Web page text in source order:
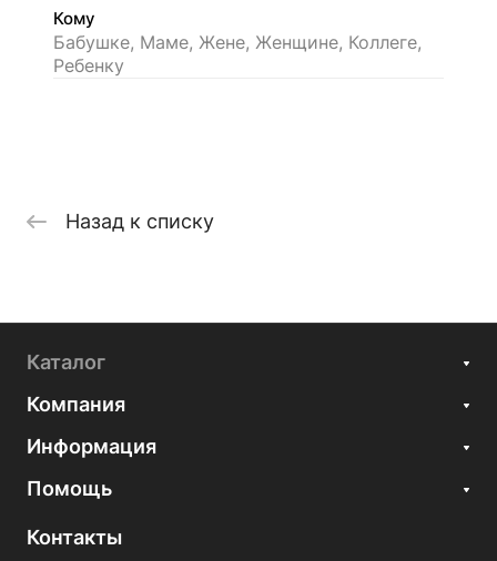
Кому
Бабушке, Маме, Жене, Женщине, Коллеге,
Ребенку
Назад к списку
Каталог
Компания
Информация
Помощь
Контакты